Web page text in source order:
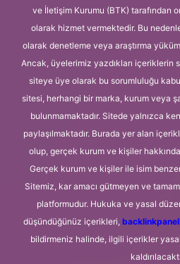
ve İletişim Kurumu (BTK) tarafından
olarak hizmet vermektedir. Bu
olarak denetleme veya araştırma
Ancak, üyelerimiz yazdıkları içeriklerin
siteye üye olarak bu sorumluluğu
sitesi, herhangi bir marka, kurum veya
bulunmamaktadır. Sitede yalnızca
paylaşılmaktadır. Burada yer alan
olup, gerçek kurum ve kişiler
Gerçek kurum ve kişiler ile isim
Sitemiz, kar amacı gütmeyen ve
platformudur. Hukuka ve yasal
düşündüğünüz içerikleri,
bildirmeniz halinde, ilgili içerikler